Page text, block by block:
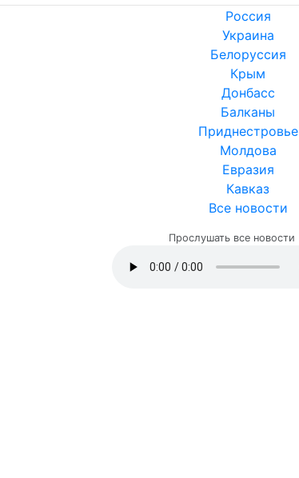
Россия
Украина
Белоруссия
Крым
Донбасс
Балканы
Приднестровье
Молдова
Евразия
Кавказ
Все новости
Прослушать все новости